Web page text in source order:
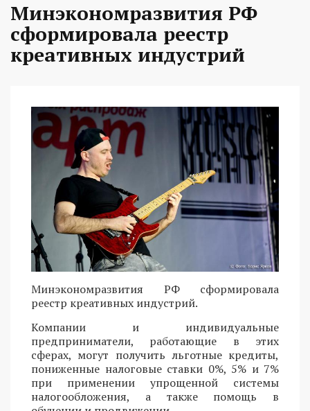
Минэкономразвития РФ
сформировала реестр
креативных индустрий
Минэкономразвития РФ сформировала
реестр креативных индустрий.
Компании и индивидуальные
предприниматели, работающие в этих
сферах, могут получить льготные кредиты,
пониженные налоговые ставки 0%, 5% и 7%
при применении упрощенной системы
налогообложения, а также помощь в